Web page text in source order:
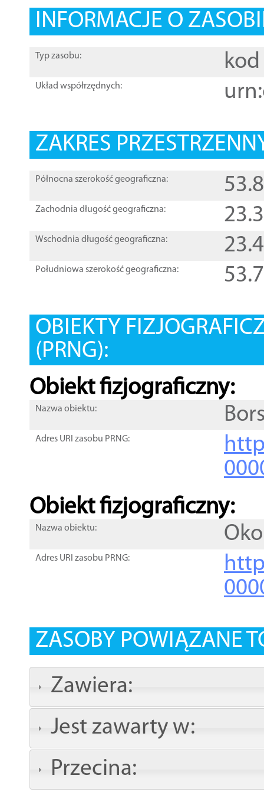
INFORMACJE O
Typ zasobu: kod
Układ współrzędnych:
ZAKRES
Północna szerokość geograficzna:
Zachodnia długość geograficzna:
Wschodnia długość geograficzna:
Południowa szerokość geograficzna:
OBIEKTY
(PRNG):
Obiekt fizjograficzny:
Nazwa obiektu:
Adres URI zasobu PRNG:
Obiekt fizjograficzny:
Nazwa obiektu:
Adres URI zasobu PRNG:
ZASOBY POWIĄZANE
Zawiera:
Jest zawarty w:
Przecina: